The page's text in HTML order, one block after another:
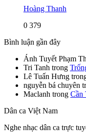
Hoàng Thanh
0 379
Bình luận gần đây
Ánh Tuyết Phạm
Tri Tanh trong
Lê Tuấn Hưng
nguyễn bá chuyên
Maclanh trong Cần
Dân ca Việt Nam
Nghe nhạc dân ca trực